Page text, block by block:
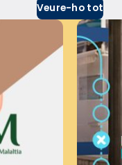
Veure-ho tot